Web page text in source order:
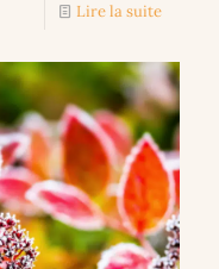
Lire la suite